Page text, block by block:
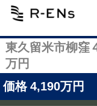
東久留米市柳
万円
価格 4,190万円